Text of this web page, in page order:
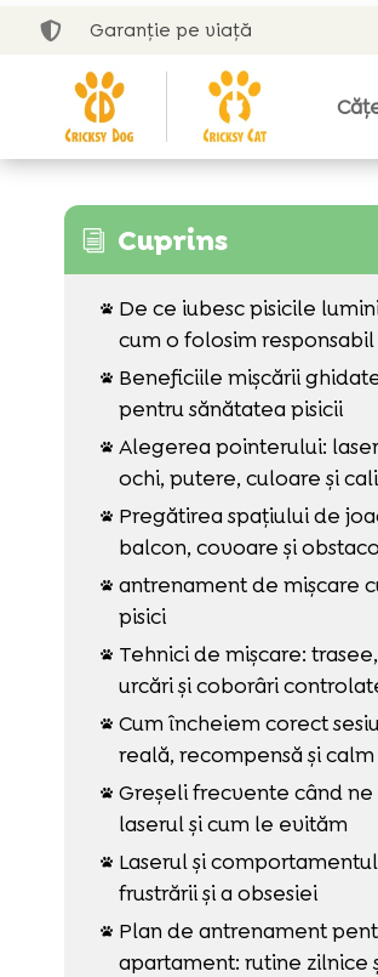
 Garanție pe viață
i Cuprins

De ce iubesc pisicile
cum o folosim responsabil

Beneficiile mișcării
pentru sănătatea pisicii
 Alegerea pointerului:
ochi, putere, culoare și

Pregătirea spațiului de
balcon, covoare și
 antrenament de mișcare
pisici

Tehnici de mișcare:
urcări și coborâri
 Cum încheiem corect
reală, recompensă și calm
 Greșeli frecvente când ne
laserul și cum le evităm

Laserul și
frustrării și a obsesiei

Plan de antrenament
apartament: rutine zilnice